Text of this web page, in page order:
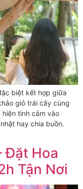
biệt kết hợp giữa
giỏ trái cây cùng
tình cảm vào
hay chia buồn.
Đặt Hoa
Tận Nơi